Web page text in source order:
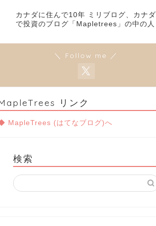
カナダに住んで10年 ミリブログ、カナダ
で投資のブログ「Mapletrees」の中の人
＼ Follow me ／
リンク
MapleTrees (はてなブログ)へ
検索